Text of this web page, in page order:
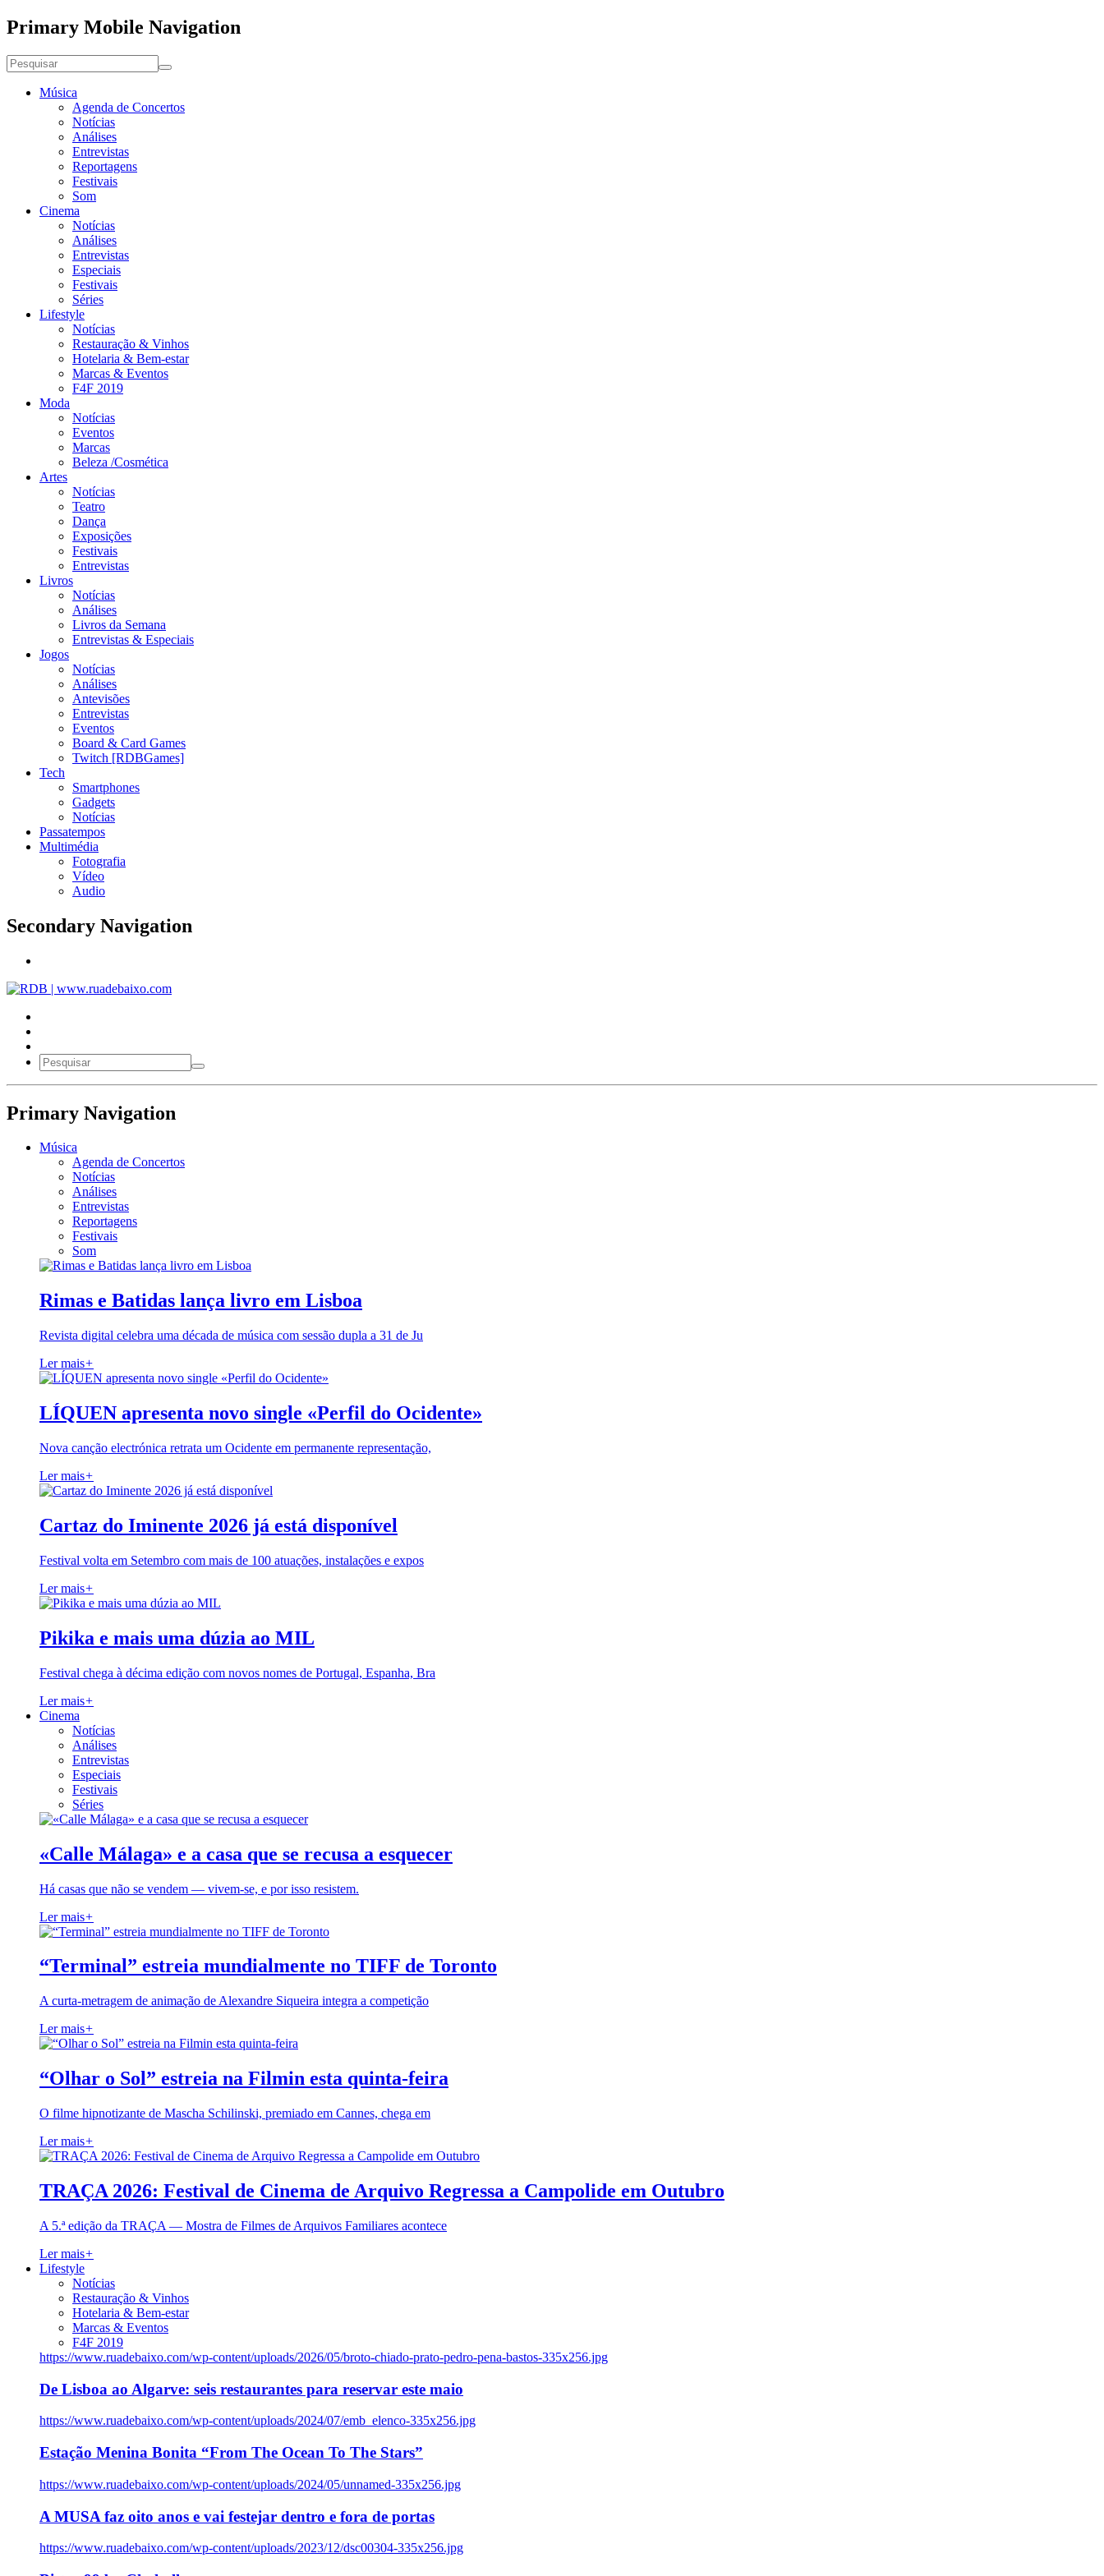
Primary Mobile Navigation
Música
Agenda de Concertos
Notícias
Análises
Entrevistas
Reportagens
Festivais
Som
Cinema
Notícias
Análises
Entrevistas
Especiais
Festivais
Séries
Lifestyle
Notícias
Restauração & Vinhos
Hotelaria & Bem-estar
Marcas & Eventos
F4F 2019
Moda
Notícias
Eventos
Marcas
Beleza /Cosmética
Artes
Notícias
Teatro
Dança
Exposições
Festivais
Entrevistas
Livros
Notícias
Análises
Livros da Semana
Entrevistas & Especiais
Jogos
Notícias
Análises
Antevisões
Entrevistas
Eventos
Board & Card Games
Twitch [RDBGames]
Tech
Smartphones
Gadgets
Notícias
Passatempos
Multimédia
Fotografia
Vídeo
Audio
Secondary Navigation
Primary Navigation
Música
Agenda de Concertos
Notícias
Análises
Entrevistas
Reportagens
Festivais
Som
Rimas e Batidas lança livro em Lisboa
Revista digital celebra uma década de música com sessão dupla a 31 de Ju
Ler mais+
LÍQUEN apresenta novo single «Perfil do Ocidente»
Nova canção electrónica retrata um Ocidente em permanente representação,
Ler mais+
Cartaz do Iminente 2026 já está disponível
Festival volta em Setembro com mais de 100 atuações, instalações e expos
Ler mais+
Pikika e mais uma dúzia ao MIL
Festival chega à décima edição com novos nomes de Portugal, Espanha, Bra
Ler mais+
Cinema
Notícias
Análises
Entrevistas
Especiais
Festivais
Séries
«Calle Málaga» e a casa que se recusa a esquecer
Há casas que não se vendem — vivem-se, e por isso resistem.
Ler mais+
“Terminal” estreia mundialmente no TIFF de Toronto
A curta-metragem de animação de Alexandre Siqueira integra a competição
Ler mais+
“Olhar o Sol” estreia na Filmin esta quinta-feira
O filme hipnotizante de Mascha Schilinski, premiado em Cannes, chega em
Ler mais+
TRAÇA 2026: Festival de Cinema de Arquivo Regressa a Campolide em Outubro
A 5.ª edição da TRAÇA — Mostra de Filmes de Arquivos Familiares acontece
Ler mais+
Lifestyle
Notícias
Restauração & Vinhos
Hotelaria & Bem-estar
Marcas & Eventos
F4F 2019
https://www.ruadebaixo.com/wp-content/uploads/2026/05/broto-chiado-prato-pedro-pena-bastos-335x256.jpg
De Lisboa ao Algarve: seis restaurantes para reservar este maio
https://www.ruadebaixo.com/wp-content/uploads/2024/07/emb_elenco-335x256.jpg
Estação Menina Bonita “From The Ocean To The Stars”
https://www.ruadebaixo.com/wp-content/uploads/2024/05/unnamed-335x256.jpg
A MUSA faz oito anos e vai festejar dentro e fora de portas
https://www.ruadebaixo.com/wp-content/uploads/2023/12/dsc00304-335x256.jpg